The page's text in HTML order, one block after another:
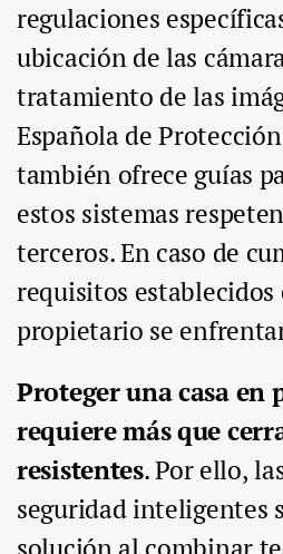
regulaciones
ubicación de las
tratamiento de las
Española de
también ofrece guías
estos sistemas
terceros. En caso de
requisitos establecidos
propietario se
Proteger una casa en
requiere más que
resistentes. Por ello,
seguridad inteligentes